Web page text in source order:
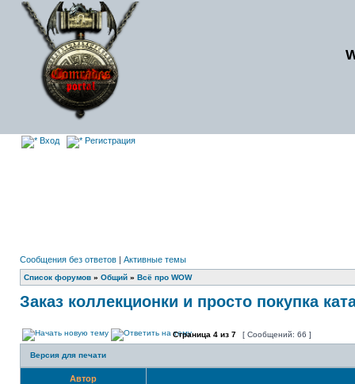
Вход Регистрация
Сообщения без ответов | Активные темы
Список форумов » Общий » Всё про WOW
Заказ коллекционки и просто покупка
Страница 4 из 7 [ Сообщений: 66 ]
Версия для печати
Автор